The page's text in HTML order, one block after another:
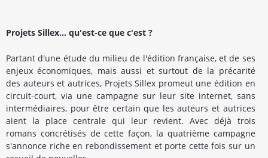
Projets Sillex... qu'est-ce que c'est ?
Partant d'une étude du milieu de l'édition française, et de ses
enjeux économiques, mais aussi et surtout de la précarité
des auteurs et autrices, Projets Sillex promeut une édition en
circuit-court, via une campagne sur leur site internet, sans
intermédiaires, pour être certain que les auteurs et autrices
aient la place centrale qui leur revient. Avec déjà trois
romans concrétisés de cette façon, la quatrième campagne
s'annonce riche en rebondissement et porte cette fois sur un